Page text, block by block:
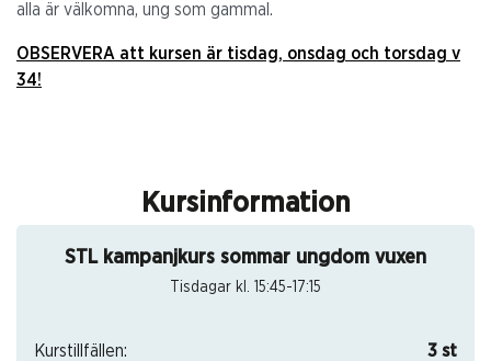
alla är välkomna, ung som gammal.
OBSERVERA att kursen är tisdag, onsdag och torsdag v
34!
Kursinformation
STL kampanjkurs sommar ungdom vuxen
Tisdagar kl. 15:45-17:15
Kurstillfällen: 3 st